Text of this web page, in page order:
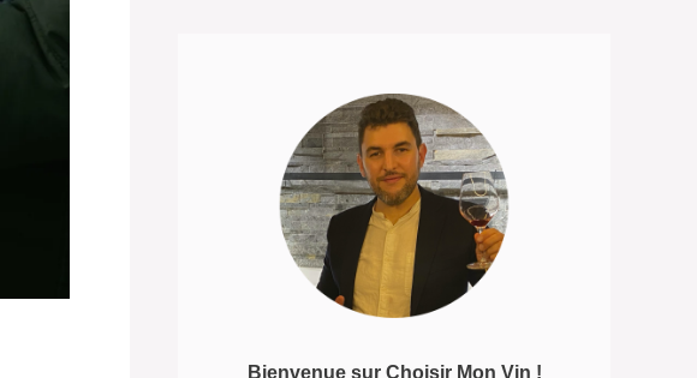
Bienvenue sur Choisir Mon Vin !